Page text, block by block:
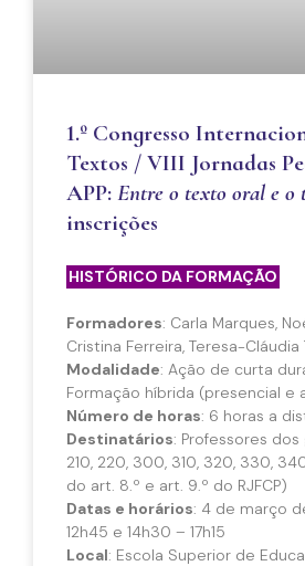
1.º Congresso
Textos / VIII Jornadas
APP: Entre o texto oral e o
inscrições
HISTÓRICO DA FORMAÇÃO
Formadores: Carla Marques,
Cristina Ferreira, Teresa-Cláudia
Modalidade: Ação de curta
Formação híbrida (presencial e
Número de horas: 6 horas a
Destinatários: Professores dos
210, 220, 300, 310, 320, 330,
do art. 8.º e art. 9.º do RJFCP)
Datas e horários: 4 de março
12h45 e 14h30 – 17h15
Local: Escola Superior de